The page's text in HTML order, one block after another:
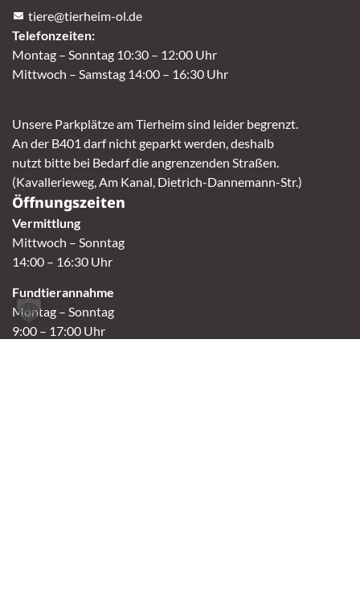
tiere@tierheim-ol.de
Telefonzeiten:
Montag – Sonntag 10:30 – 12:00 Uhr
Mittwoch – Samstag 14:00 – 16:30 Uhr
Unsere Parkplätze am Tierheim sind leider begrenzt.
An der B401 darf nicht geparkt werden, deshalb
nutzt bitte bei Bedarf die angrenzenden Straßen.
(Kavallerieweg, Am Kanal, Dietrich-Dannemann-Str.)
Öffnungszeiten
Vermittlung
Mittwoch – Sonntag
14:00 – 16:30 Uhr
Fundtierannahme
Montag – Sonntag
9:00 – 17:00 Uhr